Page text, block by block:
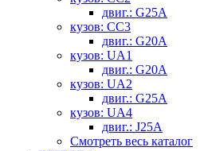
двиг.: G25A
кузов: CC3
двиг.: G20A
кузов: UA1
двиг.: G20A
кузов: UA2
двиг.: G25A
кузов: UA4
двиг.: J25A
Смотреть весь каталог